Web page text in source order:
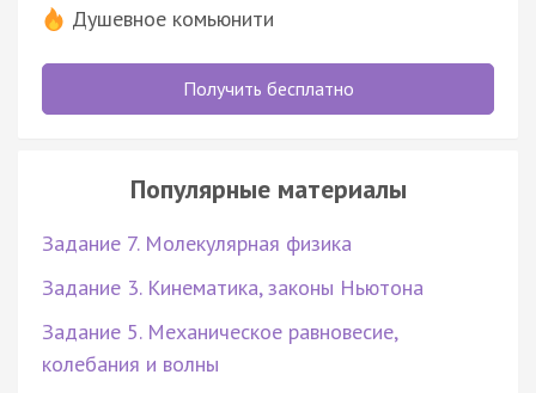
Душевное комьюнити
Получить бесплатно
Популярные материалы
Задание 7. Молекулярная физика
Задание 3. Кинематика, законы Ньютона
Задание 5. Механическое равновесие,
колебания и волны